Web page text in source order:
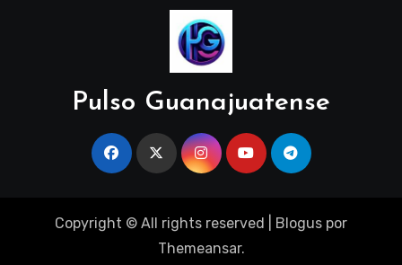
Pulso Guanajuatense
Copyright © All rights reserved Blogus por
Themeansar.